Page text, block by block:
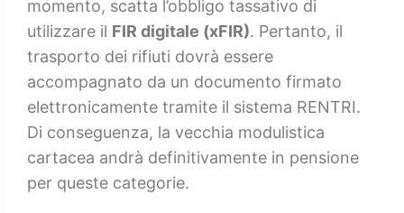
momento, scatta l’obbligo tassativo di
utilizzare il FIR digitale (xFIR). Pertanto, il
trasporto dei rifiuti dovrà essere
accompagnato da un documento firmato
elettronicamente tramite il sistema RENTRI.
Di conseguenza, la vecchia modulistica
cartacea andrà definitivamente in pensione
per queste categorie.